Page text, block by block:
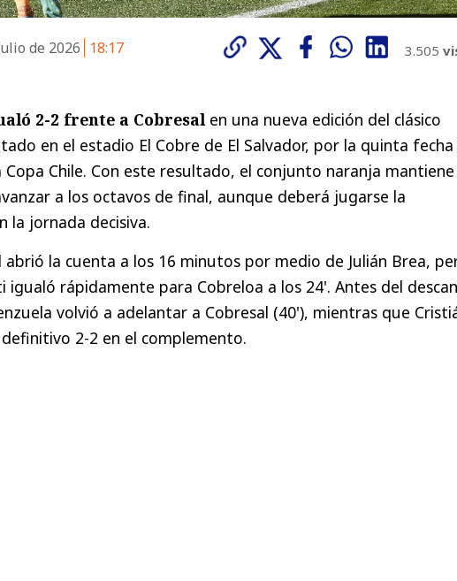
de 2026 18:17 3.505
2-2 frente a Cobresal en una nueva edición del clásico
en el estadio El Cobre de El Salvador, por la quinta
Copa Chile. Con este resultado, el conjunto naranja mantiene
a los octavos de final, aunque deberá jugarse la
la jornada decisiva.
abrió la cuenta a los 16 minutos por medio de Julián Brea,
igualó rápidamente para Cobreloa a los 24'. Antes del
volvió a adelantar a Cobresal (40'), mientras que
2-2 en el complemento.